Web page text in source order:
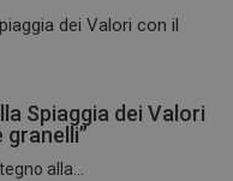
Spiaggia dei Valori
granelli”
alla...
mese